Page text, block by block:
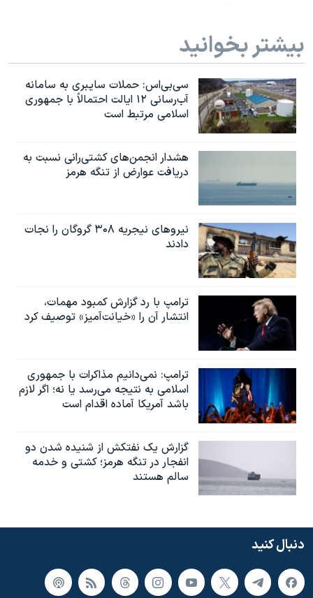
بیشتر بخوانید
سی‌بی‌اس: حملات سایبری به سامانه
آب‌رسانی ۱۲ ایالت احتمالاً با جمهوری
اسلامی مرتبط است
هشدار انجمن‌های کشتی‌رانی نسبت به
دریافت عوارض از تنگه هرمز
نیروهای نیجریه‌ ۳۰۸ گروگان را نجات
دادند
ترامپ با رد گزارش کمبود مهمات،
انتشار آن را «خیانت‌آمیز» توصیف کرد
ترامپ: نمی‌دانیم مذاکرات با جمهوری
اسلامی به نتیجه می‌رسد یا نه؛ اگر لازم
باشد آمریکا آماده اقدام است
گزارش یک نفتکش از شنیده شدن دو
انفجار در تنگه هرمز؛ کشتی و خدمه
سالم هستند
دنبال کنید